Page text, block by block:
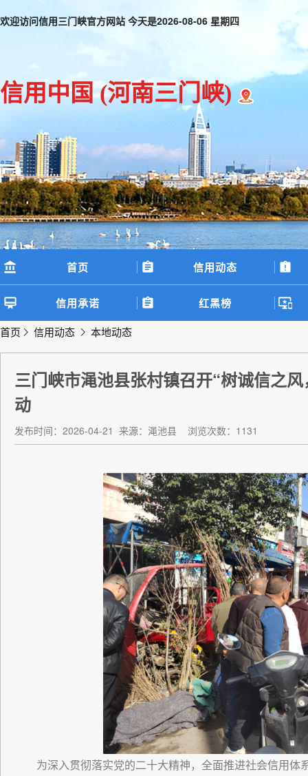
欢迎访问信用三门峡官方网站 今天是2026-08-06 星期四
信用中国(河南三门峡)
首页 信用动态
信用承诺 红黑榜
首页 信用动态 本地动态
三门峡市渑池县张村镇召开“树诚信之
动
发布时间：2026-04-21 来源：渑池县 浏览次数：1131
为深入贯彻落实党的二十大精神，全面推进社会信用体